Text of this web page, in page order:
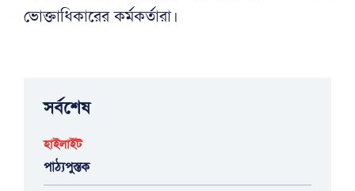
ভোক্তাধিকারের কর্মকর্তারা।
সর্বশেষ
হাইলাইট
পাঠ্যপুস্তক